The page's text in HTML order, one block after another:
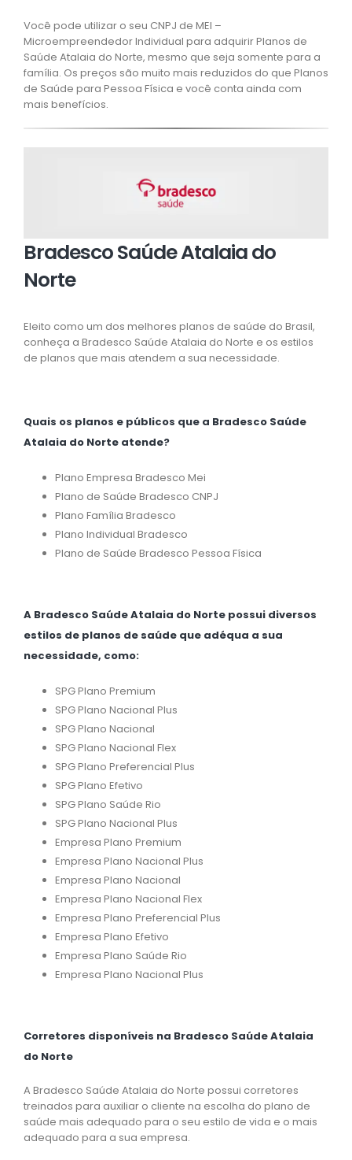
Você pode utilizar o seu CNPJ de MEI –
Microempreendedor Individual para adquirir Planos de
Saúde Atalaia do Norte, mesmo que seja somente para a
família. Os preços são muito mais reduzidos do que Planos
de Saúde para Pessoa Física e você conta ainda com
mais benefícios.
Bradesco Saúde Atalaia do
Norte
Eleito como um dos melhores planos de saúde do Brasil,
conheça a Bradesco Saúde Atalaia do Norte e os estilos
de planos que mais atendem a sua necessidade.
Quais os planos e públicos que a Bradesco Saúde
Atalaia do Norte atende?
Plano Empresa Bradesco Mei
Plano de Saúde Bradesco CNPJ
Plano Família Bradesco
Plano Individual Bradesco
Plano de Saúde Bradesco Pessoa Física
A Bradesco Saúde Atalaia do Norte possui diversos
estilos de planos de saúde que adéqua a sua
necessidade, como:
SPG Plano Premium
SPG Plano Nacional Plus
SPG Plano Nacional
SPG Plano Nacional Flex
SPG Plano Preferencial Plus
SPG Plano Efetivo
SPG Plano Saúde Rio
SPG Plano Nacional Plus
Empresa Plano Premium
Empresa Plano Nacional Plus
Empresa Plano Nacional
Empresa Plano Nacional Flex
Empresa Plano Preferencial Plus
Empresa Plano Efetivo
Empresa Plano Saúde Rio
Empresa Plano Nacional Plus
Corretores disponíveis na Bradesco Saúde Atalaia
do Norte
A Bradesco Saúde Atalaia do Norte possui corretores
treinados para auxiliar o cliente na escolha do plano de
saúde mais adequado para o seu estilo de vida e o mais
adequado para a sua empresa.